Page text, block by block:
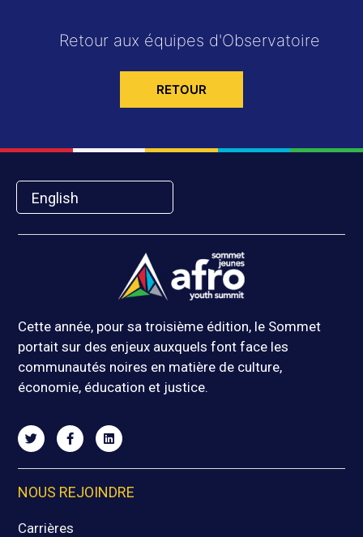
Retour aux équipes d'Observatoire
RETOUR
English
Cette année, pour sa troisième édition, le Sommet
portait sur des enjeux auxquels font face les
communautés noires en matière de culture,
économie, éducation et justice.
NOUS REJOINDRE
Carrières